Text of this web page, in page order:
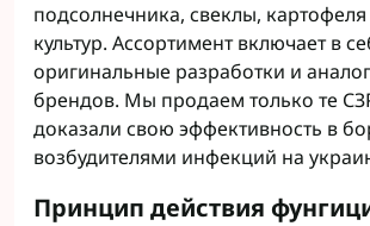
подсолнечника, свеклы,
культур. Ассортимент включает в
оригинальные разработки и
брендов. Мы продаем только те
доказали свою эффективность в
возбудителями инфекций на
Принцип действия